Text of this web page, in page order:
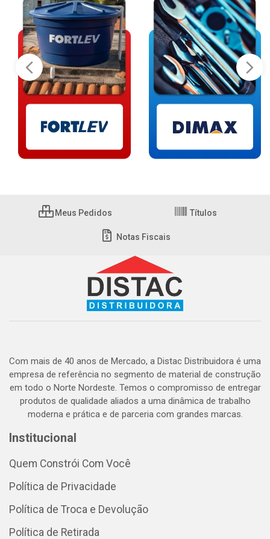
Meus Pedidos Títulos
Notas Fiscais
Com mais de 40 anos de Mercado, a Distac Distribuidora é uma
empresa de referência no segmento de material de construção
em todo o Norte Nordeste. Temos o compromisso de entregar
produtos de qualidade aliados a uma dinâmica de trabalho
moderna e prática e de parceria com grandes marcas.
Institucional
Quem Constrói Com Você
Política de Privacidade
Política de Troca e Devolução
Política de Retirada